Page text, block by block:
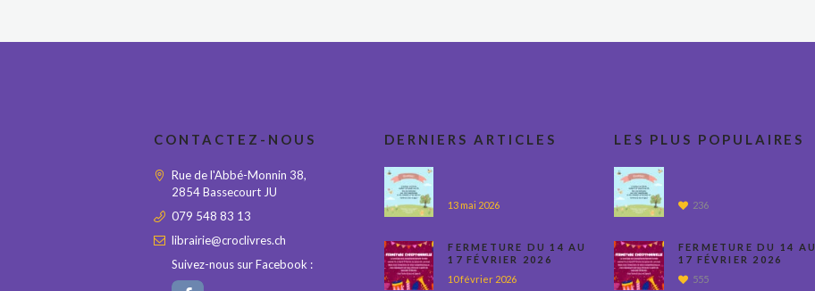
CONTACTEZ-NOUS
Rue de l'Abbé-Monnin 38,
2854 Bassecourt JU
079 548 83 13
librairie@croclivres.ch
Suivez-nous sur Facebook :
DERNIERS ARTICLES
13 mai 2026
FERMETURE DU 14 AU
17 FÉVRIER 2026
10 février 2026
LES PLUS POPULAIRES
236
FERMETURE DU 14 AU
17 FÉVRIER 2026
555